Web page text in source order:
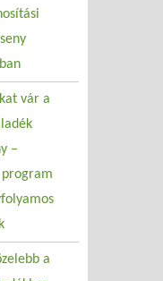
vár a
–
program
a